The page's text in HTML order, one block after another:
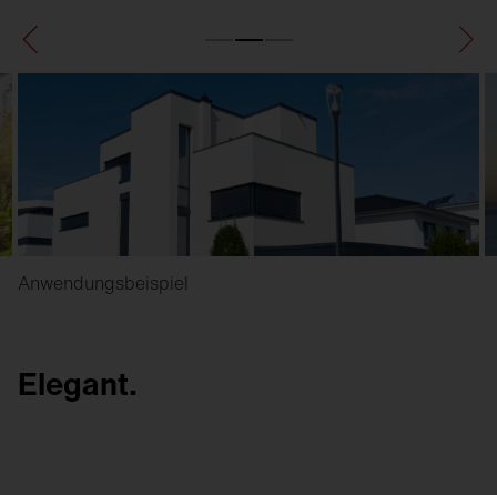
Anwendungsbeispiel
Elegant.